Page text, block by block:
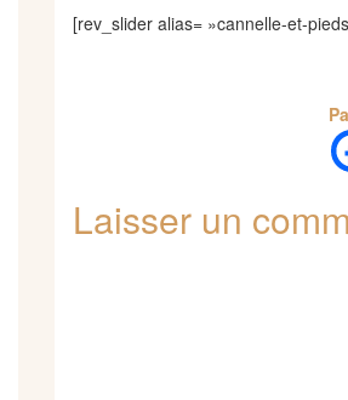
[rev_slider alias= »cannelle-et-
Laisser un